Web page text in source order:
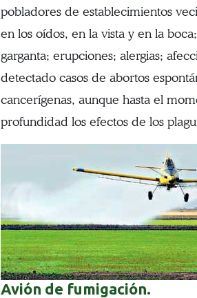
pobladores de establecimientos
en los oídos, en la vista y en la
garganta; erupciones; alergias;
detectado casos de abortos
cancerígenas, aunque hasta el
profundidad los efectos de los
Avión de fumigación.